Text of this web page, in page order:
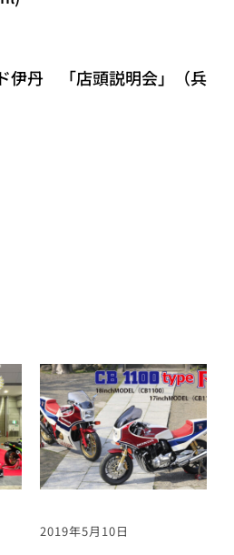
伊丹 「店頭説明会」（兵
2019年5月10日